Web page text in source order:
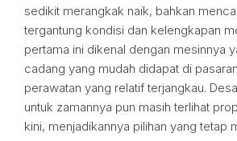
sedikit merangkak naik, bahkan
tergantung kondisi dan kelengkapan
pertama ini dikenal dengan mesinnya
cadang yang mudah didapat di
perawatan yang relatif terjangkau.
untuk zamannya pun masih terlihat
kini, menjadikannya pilihan yang tetap